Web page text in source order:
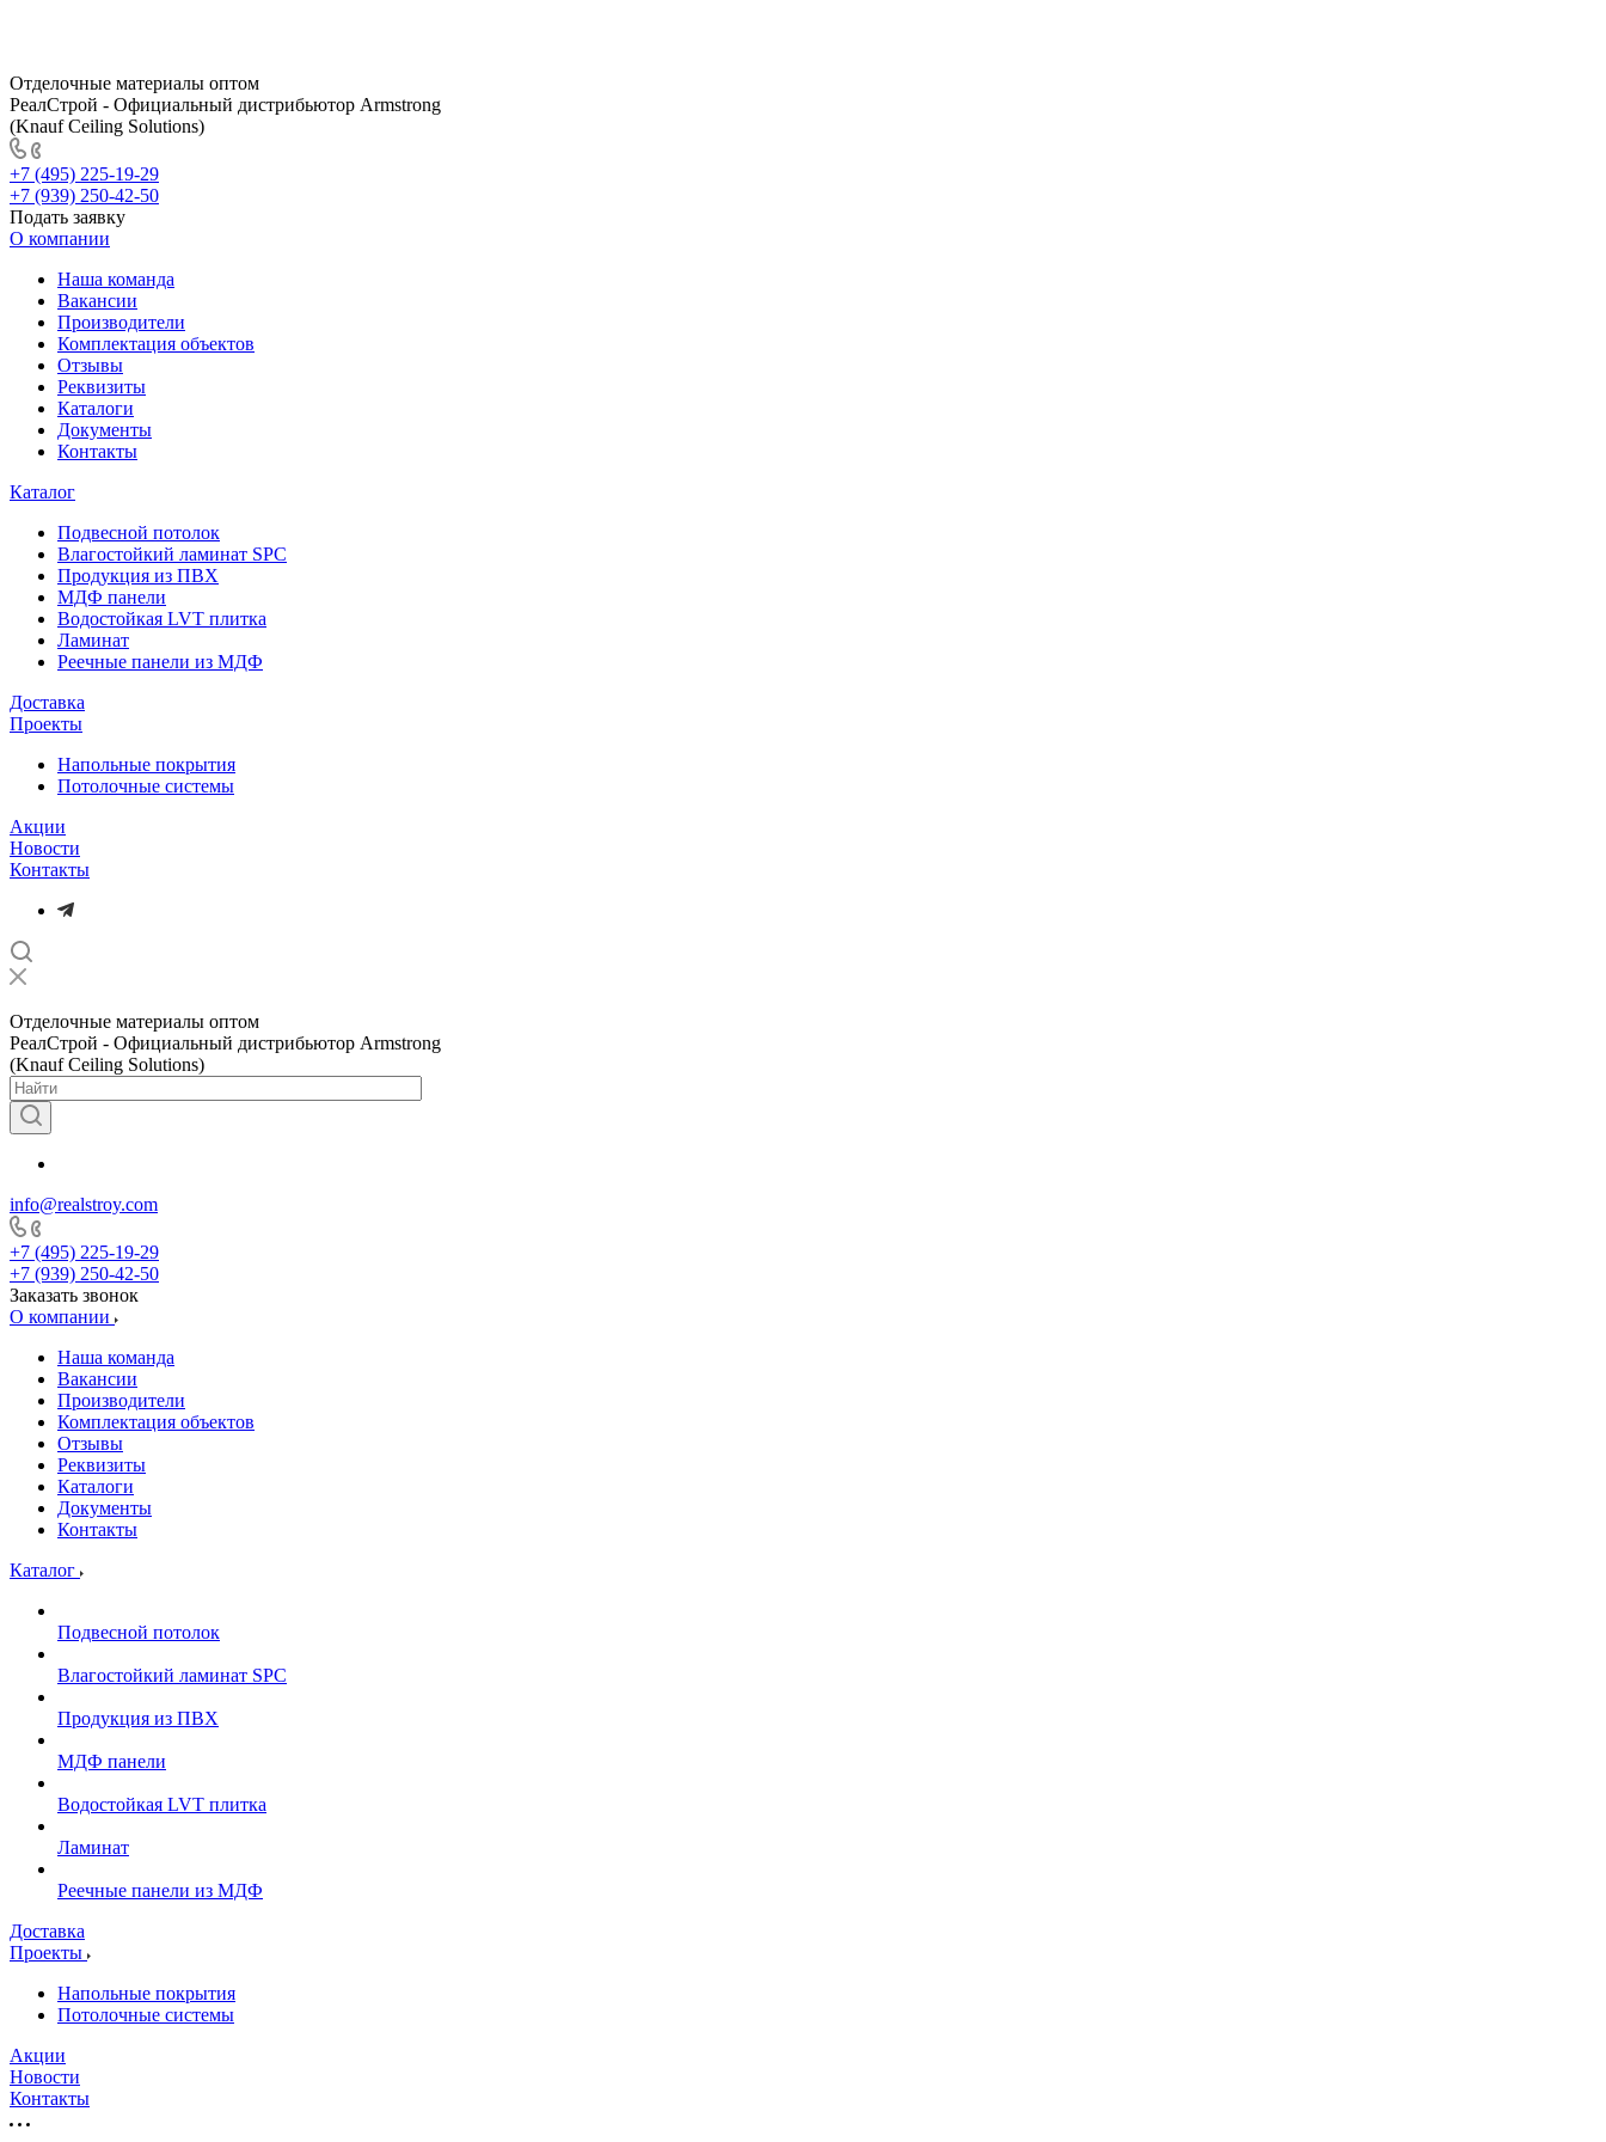
Отделочные материалы оптом
РеалСтрой - Официальный дистрибьютор Armstrong
(Knauf Ceiling Solutions)
+7 (495) 225-19-29
+7 (939) 250-42-50
Подать заявку
О компании
Наша команда
Вакансии
Производители
Комплектация объектов
Отзывы
Реквизиты
Каталоги
Документы
Контакты
Каталог
Подвесной потолок
Влагостойкий ламинат SPC
Продукция из ПВХ
МДФ панели
Водостойкая LVT плитка
Ламинат
Реечные панели из МДФ
Доставка
Проекты
Напольные покрытия
Потолочные системы
Акции
Новости
Контакты
Отделочные материалы оптом
РеалСтрой - Официальный дистрибьютор Armstrong
(Knauf Ceiling Solutions)
info@realstroy.com
+7 (495) 225-19-29
+7 (939) 250-42-50
Заказать звонок
О компании
Наша команда
Вакансии
Производители
Комплектация объектов
Отзывы
Реквизиты
Каталоги
Документы
Контакты
Каталог
Подвесной потолок
Влагостойкий ламинат SPC
Продукция из ПВХ
МДФ панели
Водостойкая LVT плитка
Ламинат
Реечные панели из МДФ
Доставка
Проекты
Напольные покрытия
Потолочные системы
Акции
Новости
Контакты